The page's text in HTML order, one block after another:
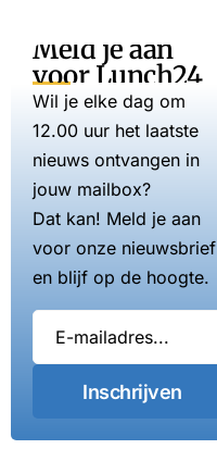
Meld je aan
voor Lunch24
Wil je elke dag om
12.00 uur het laatste
nieuws ontvangen in
jouw mailbox?
Dat kan! Meld je aan
voor onze nieuwsbrief
en blijf op de hoogte.
Inschrijven